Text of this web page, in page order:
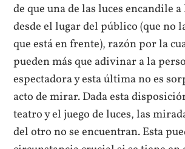
de que una de las luces encandile
desde el lugar del público (que no
que está en frente), razón por la
pueden más que adivinar a la
espectadora y esta última no es
acto de mirar. Dada esta
teatro y el juego de luces, las
del otro no se encuentran. Esta